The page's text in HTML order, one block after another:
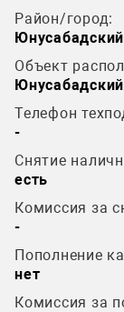
Район/город:
Объект
Телефон
-
Снятие
есть
Комиссия за
-
Пополнение
нет
Комиссия за